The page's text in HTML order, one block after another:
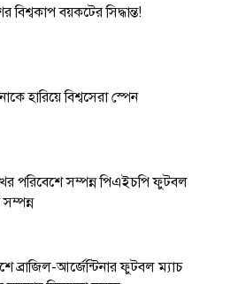
বিশ্বকাপ বয়কটের সিদ্ধান্ত!
হারিয়ে বিশ্বসেরা স্পেন
পরিবেশে সম্পন্ন পিএইচপি ফুটবল
সম্পন্ন
ব্রাজিল-আর্জেন্টিনার ফুটবল ম্যাচ